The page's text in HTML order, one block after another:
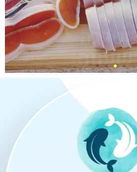
להזמנות לחצו כאן